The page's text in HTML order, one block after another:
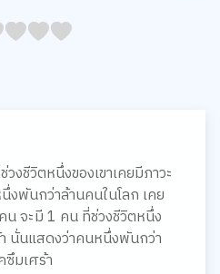
45
4
35
3
25
2
ชีวิตหนึ่งของเขาเคยมีภาวะ
พันกว่าล้านคนในโลก เคย
น จะมี 1 คน ที่ช่วงชีวิตหนึ่ง
า นั่นแสดงว่าคนหนึ่งพันกว่า
ซึมเศร้า